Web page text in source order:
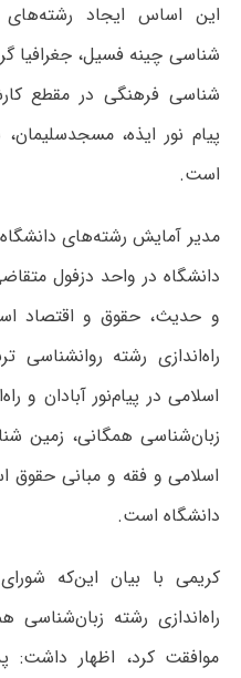
این اساس ایجاد
شناسی چینه فسیل، جغرافیا
شناسی فرهنگی در مقطع
پیام نور ایذه،
است.
مدیر آمایش رشته‌های
دانشگاه در واحد دزفول
و حدیث، حقوق و اقتصاد
راه‌اندازی رشته روانشناسی
اسلامی در پیام‌نور آبادان و
زبان‌شناسی همگانی، زمین
اسلامی و فقه و مبانی حقوق
دانشگاه است.
کریمی با بیان این‌که
راه‌اندازی رشته زبان‌شناسی
موافقت کرد، اظهار داشت: